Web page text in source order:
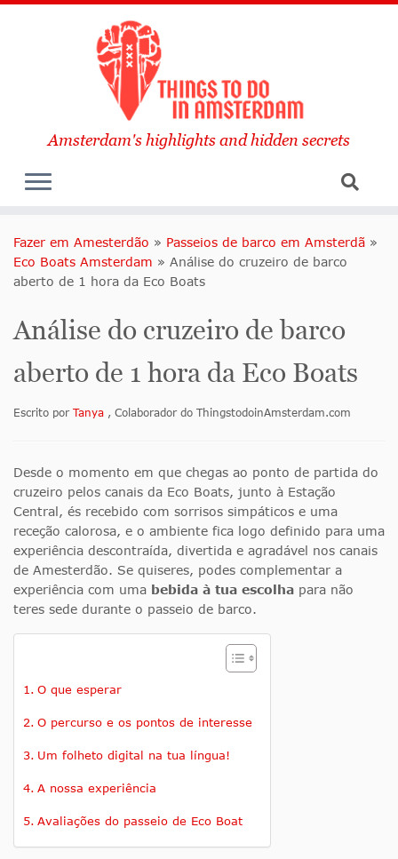
Amsterdam's highlights and hidden secrets
Fazer em Amesterdão » Passeios de barco em Amsterdã »
Eco Boats Amsterdam » Análise do cruzeiro de barco
aberto de 1 hora da Eco Boats
Análise do cruzeiro de barco
aberto de 1 hora da Eco Boats
Escrito por Tanya , Colaborador do ThingstodoinAmsterdam.com
Desde o momento em que chegas ao ponto de partida do
cruzeiro pelos canais da Eco Boats, junto à Estação
Central, és recebido com sorrisos simpáticos e uma
receção calorosa, e o ambiente fica logo definido para uma
experiência descontraída, divertida e agradável nos canais
de Amesterdão. Se quiseres, podes complementar a
experiência com uma bebida à tua escolha para não
teres sede durante o passeio de barco.
O que esperar
O percurso e os pontos de interesse
Um folheto digital na tua língua!
A nossa experiência
Avaliações do passeio de Eco Boat